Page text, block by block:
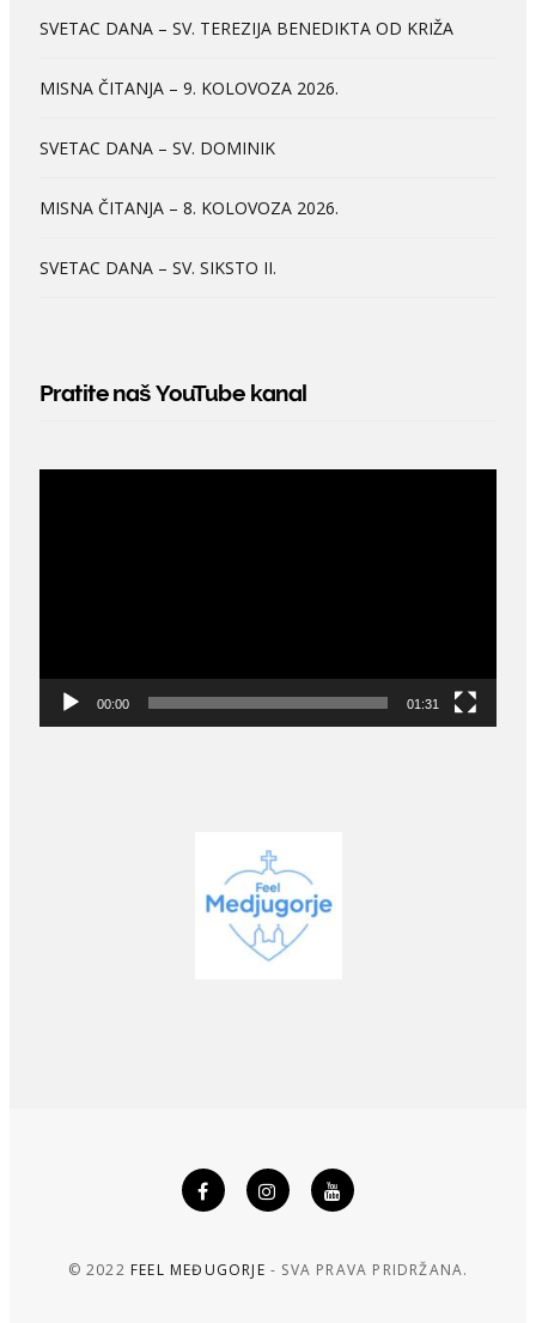
SVETAC DANA – SV. TEREZIJA BENEDIKTA OD KRIŽA
MISNA ČITANJA – 9. KOLOVOZA 2026.
SVETAC DANA – SV. DOMINIK
MISNA ČITANJA – 8. KOLOVOZA 2026.
SVETAC DANA – SV. SIKSTO II.
Pratite naš YouTube kanal
00:00 01:31
© 2022 FEEL MEĐUGORJE - SVA PRAVA PRIDRŽANA.